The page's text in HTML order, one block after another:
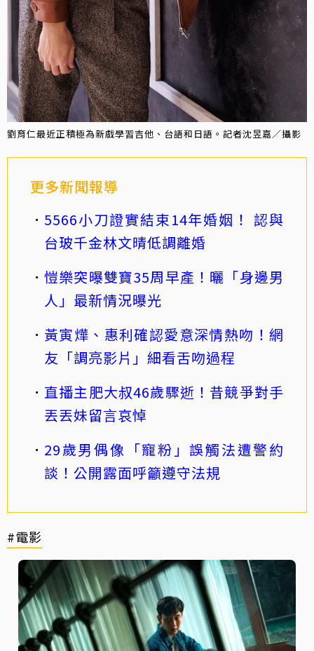
劉育仁最近正積極為新戲學習吉他、台語和日語。記者沈昱嘉／攝影
更多新聞報導
5566小刀證實結束14年婚姻！ 認與
台玻千金林文晴低調離婚
愷樂突曝雙寶35周早產！曬「身邊男
人」最新情況曝光
黃寅燁、惠利確認愛意深情熱吻！網
友「調亮影片」細看舌吻過程
直播主肥大叔46歲驟逝！昔競爭對手
丟丟妹留言哀悼
29歲男偶像「寵粉」誤觸法遭警約
談！公開露面呼籲遵守法規
#電影